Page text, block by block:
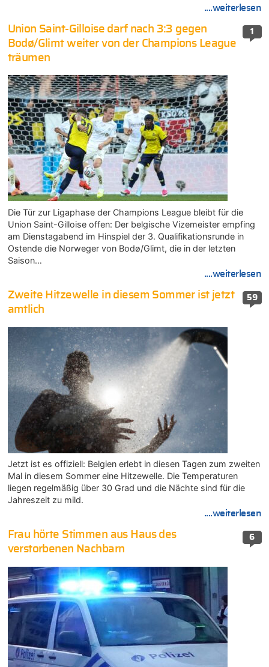
....weiterlesen
1
Union Saint-Gilloise darf nach 3:3 gegen
Bodø/Glimt weiter von der Champions League
träumen
Die Tür zur Ligaphase der Champions League bleibt für die
Union Saint-Gilloise offen: Der belgische Vizemeister empfing
am Dienstagabend im Hinspiel der 3. Qualifikationsrunde in
Ostende die Norweger von Bodø/Glimt, die in der letzten
Saison…
....weiterlesen
59
Zweite Hitzewelle in diesem Sommer ist jetzt
amtlich
Jetzt ist es offiziell: Belgien erlebt in diesen Tagen zum zweiten
Mal in diesem Sommer eine Hitzewelle. Die Temperaturen
liegen regelmäßig über 30 Grad und die Nächte sind für die
Jahreszeit zu mild.
....weiterlesen
6
Frau hörte Stimmen aus Haus des
verstorbenen Nachbarn